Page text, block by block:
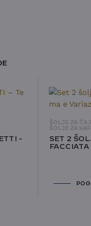
-
ŠOLJE ZA ČAJ
ŠOLJE ZA
SET 2
FACCIATA